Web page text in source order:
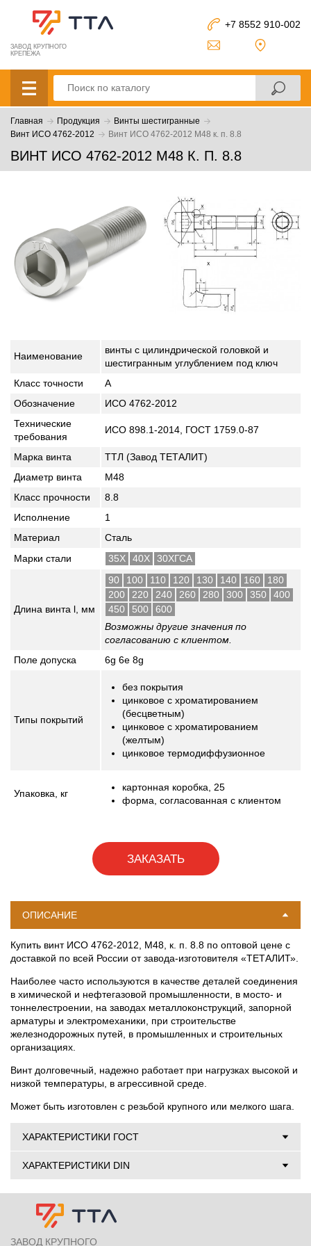
ЗАВОД КРУПНОГО
КРЕПЕЖА
+7 8552 910-002
Главная Продукция
Винты шестигранные
Винт ИСО 4762-2012
Винт ИСО 4762-2012 М48 к. п. 8.8
ВИНТ ИСО 4762-2012 М48 К. П. 8.8
Наименование
винты с цилиндрической головкой и
шестигранным углублением под ключ
Класс точности
A
Обозначение
ИСО 4762-2012
Технические
требования
ИСО 898.1-2014, ГОСТ 1759.0-87
Марка винта
ТТЛ (Завод ТЕТАЛИТ)
Диаметр винта
М48
Класс прочности
8.8
Исполнение
1
Материал
Сталь
Марки стали
35Х 40Х 30ХГСА
Длина винта l, мм
90 100 110 120 130 140 160
180
200
220 240 260 280 300 350
400
450
500
600
Возможны другие значения по
согласованию с клиентом.
Поле допуска
6g 6e 8g
Типы покрытий
без покрытия
цинковое с хроматированием
(бесцветным)
цинковое с хроматированием
(желтым)
цинковое термодиффузионное
Упаковка, кг
картонная коробка, 25
форма, согласованная с клиентом
ЗАКАЗАТЬ
ОПИСАНИЕ
Купить винт ИСО 4762-2012, М48, к. п. 8.8 по оптовой цене с
доставкой по всей России от завода-изготовителя «ТЕТАЛИТ».
Наиболее часто используются в качестве деталей соединения
в химической и нефтегазовой промышленности, в мосто- и
тоннелестроении, на заводах металлоконструкций, запорной
арматуры и электромеханики, при строительстве
железнодорожных путей, в промышленных и строительных
организациях.
Винт долговечный, надежно работает при нагрузках высокой и
низкой температуры, в агрессивной среде.
Может быть изготовлен с резьбой крупного или мелкого шага.
ХАРАКТЕРИСТИКИ ГОСТ
ХАРАКТЕРИСТИКИ DIN
ЗАВОД КРУПНОГО